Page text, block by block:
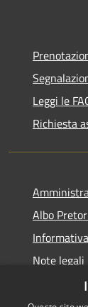
Leggi le
Richiesta
Albo
Note legali